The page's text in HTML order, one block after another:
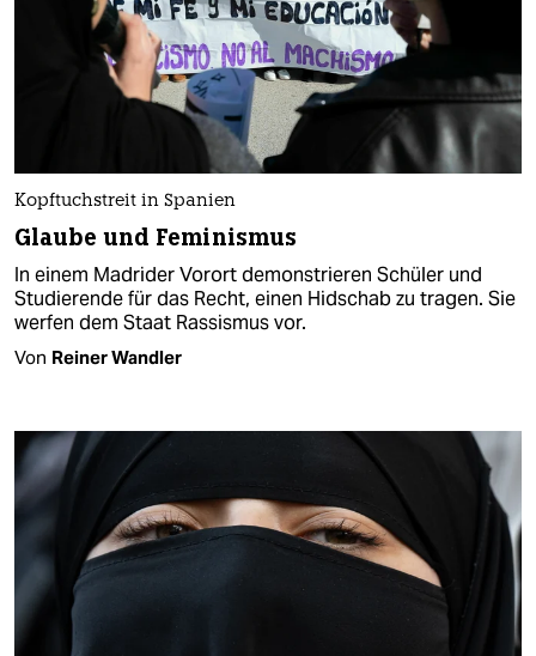
Kopftuchstreit in Spanien
Glaube und Feminismus
In einem Madrider Vorort demonstrieren Schüler und
Studierende für das Recht, einen Hidschab zu tragen. Sie
werfen dem Staat Rassismus vor.
Von Reiner Wandler